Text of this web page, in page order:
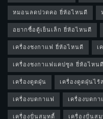
หมอนลดปวดคอ ยี่ห้อไหนดี
อยากซื้อตู้เย็นเล็ก ยี่ห้อไหนดี
เครื่องชงกาแฟ ยี่ห้อไหนดี
เ
เครื่องชงกาแฟแคปซูล ยี่ห้อไหนดี
เครื่องดูดฝุ่น
เครื่องดูดฝุ่นไร้
เครื่องบดกาแฟ
เครื่องบดก
เครื่องปั่นสมูทตี้
เครื่องปั่นส